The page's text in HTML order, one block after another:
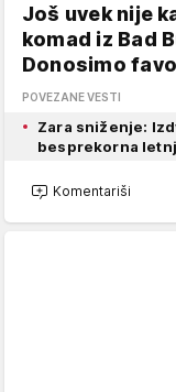
Još uvek nije
komad iz Bad
Donosimo
POVEZANE VESTI
Zara sniženje:
besprekorna
Komentariši